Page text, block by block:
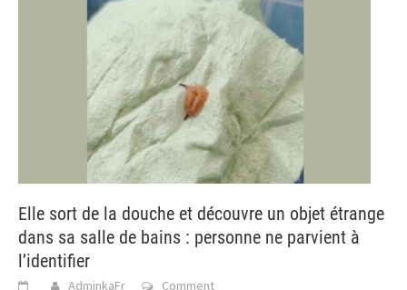
Elle sort de la douche et découvre un objet étrange
dans sa salle de bains : personne ne parvient à
l’identifier
AdminkaFr Comment